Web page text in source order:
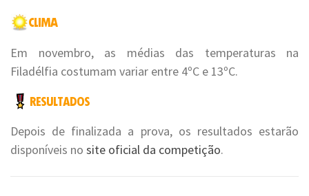
Em novembro, as médias das temperaturas na
Filadélfia costumam variar entre 4ºC e 13ºC.
Depois de finalizada a prova, os resultados estarão
disponíveis no site oficial da competição.